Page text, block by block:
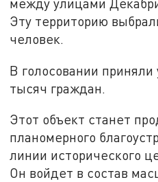
Эту территорию
человек.
В голосовании
тысяч граждан.
Этот объект станет
планомерного
линии исторического
Он войдет в состав